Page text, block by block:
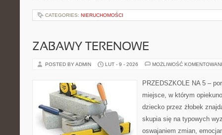
CATEGORIES: NIERUCHOMOŚCI
ZABAWY TERENOWE
POSTED BY ADMIN LUT - 9 - 2026 MOŻLIWOŚĆ
PRZEDSZKOLE NA 5 –
miejsce, w którym
dziecko przez żłobek
skupia się na typowych
oswajaniem zmian,